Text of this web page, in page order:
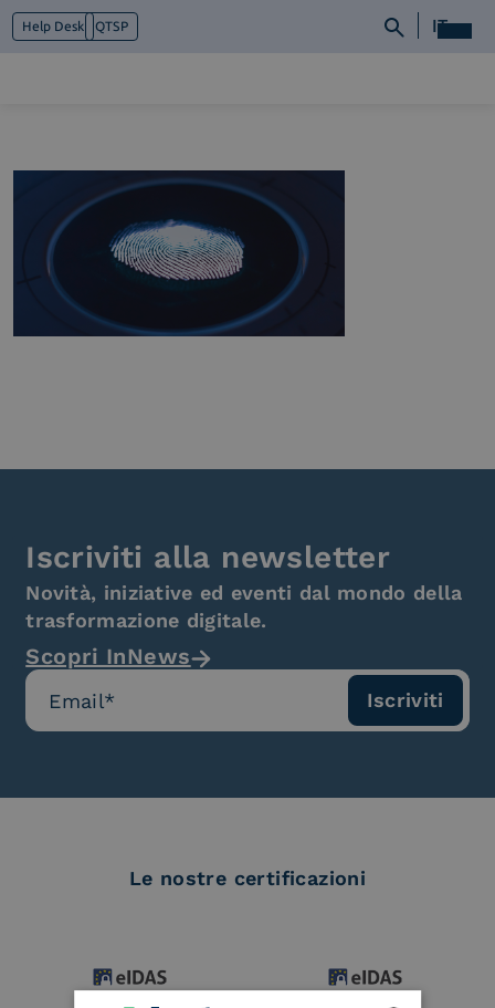
Help Desk QTSP IT
Cosa facciamo
Piattaforme
Industry
News e Media
Contattaci
Iscriviti alla newsletter
Novità, iniziative ed eventi dal mondo della
trasformazione digitale.
Scopri InNews
Le nostre certificazioni